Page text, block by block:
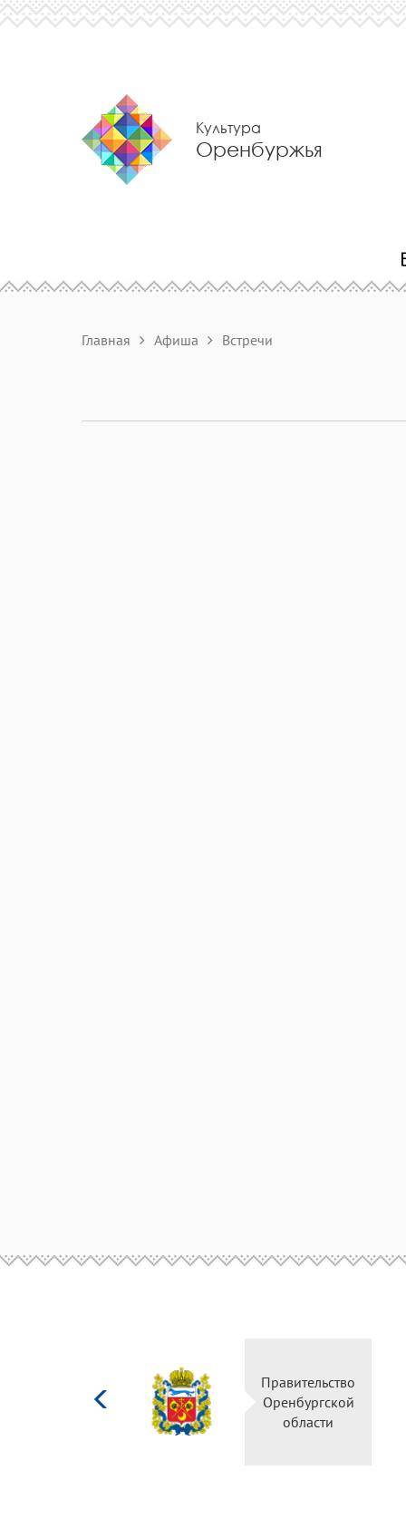
Культура
Оренбуржья
Главная Афиша Встречи
Министерство
культуры
Российской
федерации